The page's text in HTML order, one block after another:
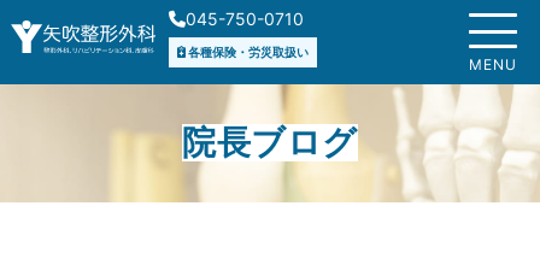
容
ス
045-750-0710
各種保険・労災取扱い
MENU
院長ブログ